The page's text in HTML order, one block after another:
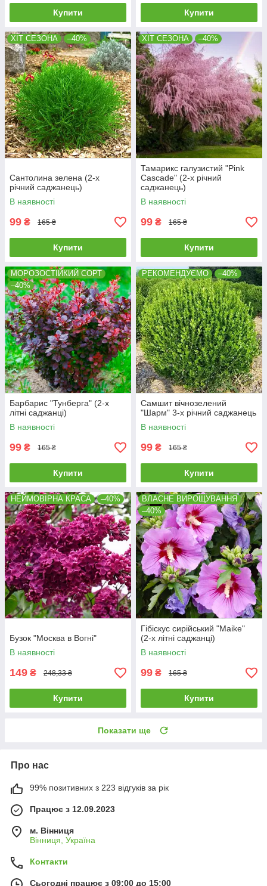
Купити Купити
ХІТ СЕЗОНА –40%
Сантолина зелена (2-х
річний саджанець)
В наявності
99 ₴ 165 ₴
Купити
ХІТ СЕЗОНА –40%
Тамарикс галузистий "Pink
Cascade" (2-х річний
саджанець)
В наявності
99 ₴ 165 ₴
Купити
МОРОЗОСТІЙКИЙ СОРТ
–40%
Барбарис "Тунберга" (2-х
літні саджанці)
В наявності
99 ₴ 165 ₴
Купити
РЕКОМЕНДУЄМО –40%
Самшит вічнозелений
"Шарм" 3-х річний саджанець
В наявності
99 ₴ 165 ₴
Купити
НЕЙМОВІРНА КРАСА –40%
Бузок "Москва в Вогні"
В наявності
149 ₴ 248,33 ₴
Купити
ВЛАСНЕ ВИРОЩУВАННЯ
–40%
Гібіскус сирійський "Maike"
(2-х літні саджанці)
В наявності
99 ₴ 165 ₴
Купити
Показати ще
Про нас
99% позитивних з 223 відгуків за рік
Працює з 12.09.2023
м. Вінниця
Вінниця, Україна
Контакти
Сьогодні працює з 09:00 до 15:00